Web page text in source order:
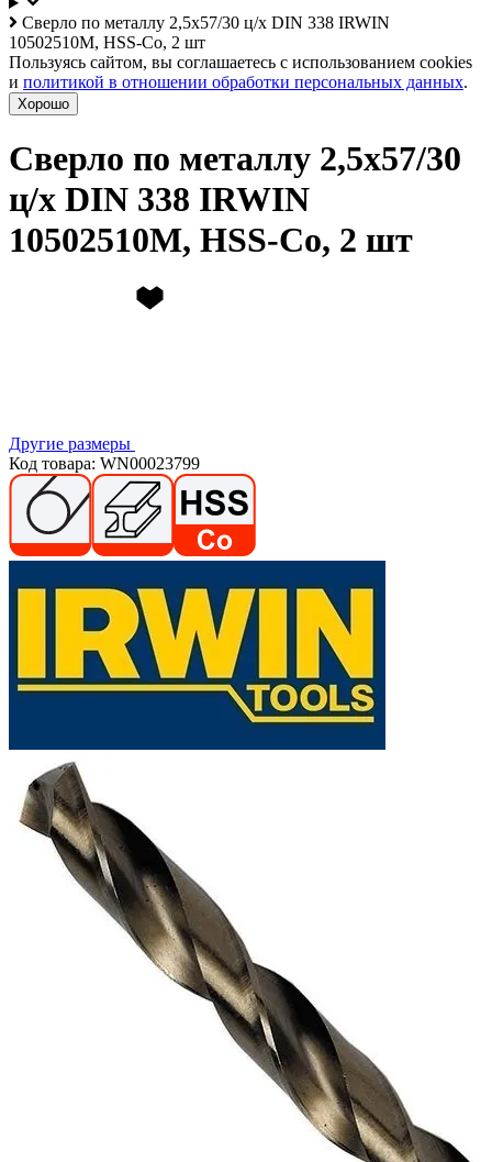
Сверло по металлу 2,5х57/30 ц/х DIN 338 IRWIN
10502510M, HSS-Co, 2 шт
Пользуясь сайтом, вы соглашаетесь с использованием cookies
и политикой в отношении обработки персональных данных.
Хорошо
Сверло по металлу 2,5х57/30
ц/х DIN 338 IRWIN
10502510M, HSS-Co, 2 шт
Другие размеры
Код товара: WN00023799